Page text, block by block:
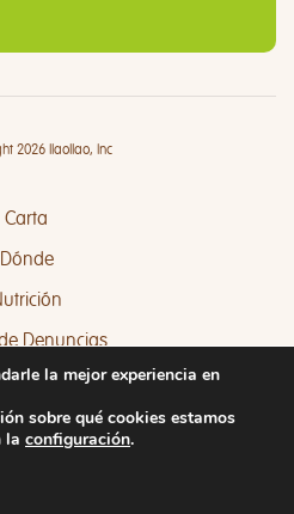
2026 llaollao, Inc
Carta
Dónde
Denuncias
Sugerencias
la mejor experiencia en
sobre qué cookies estamos
la configuración.